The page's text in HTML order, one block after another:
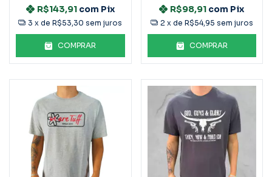
R$143,91 com Pix
3 x deR$53,30 sem juros
COMPRAR
R$98,91 com Pix
2 x de R$54,95 sem juros
COMPRAR